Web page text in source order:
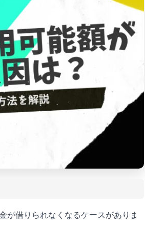
が借りられなくなるケースがありま